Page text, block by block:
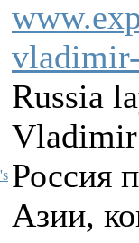
Russia
Vladimir
Россия
Азии,